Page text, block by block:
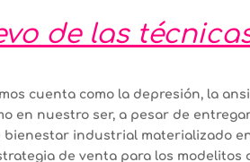
de las
cuenta como la depresión, la
en nuestro ser, a pesar de
bienestar industrial materializado
de venta para los modelitos